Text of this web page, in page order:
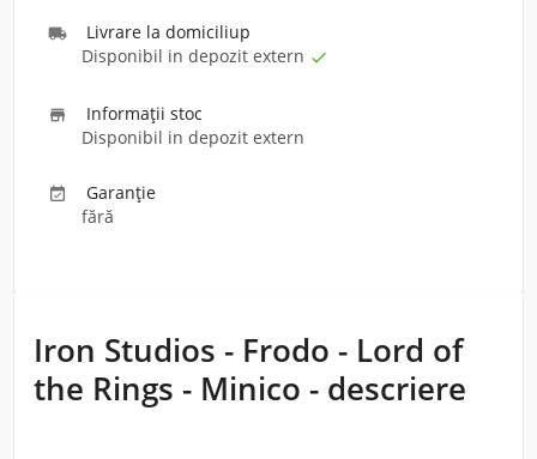
 Livrare la domiciliup
Disponibil in depozit extern 

Informaţii stoc
Disponibil in depozit extern

Garanție
fără
Iron Studios - Frodo - Lord of
the Rings - Minico - descriere